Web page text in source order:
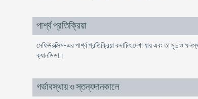
পার্শ্ব প্রতিক্রিয়া
সেফিউরক্সিম-এর পার্শ্ব প্রতিক্রিয়া কদাচিৎ দেখা যায় এবং তা মৃদু ও
ক্যানডিডা।
গর্ভাবস্থায় ও স্তন্যদানকালে